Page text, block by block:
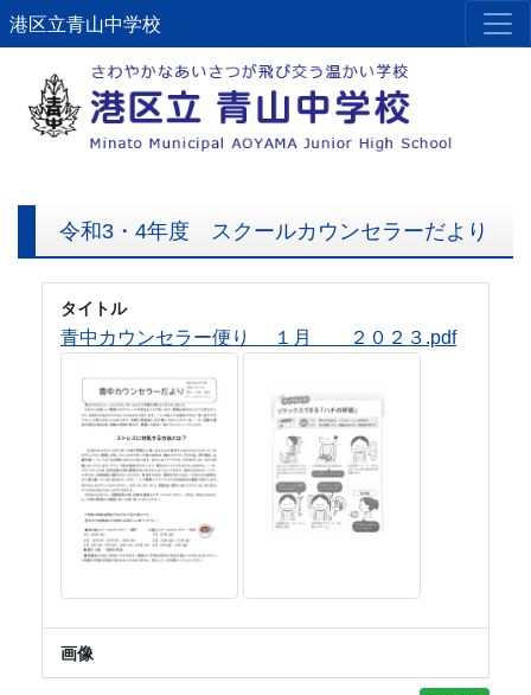
港区立青山中学校
令和3・4年度 スクールカウンセラーだより
タイトル
青中カウンセラー便り １月 ２０２３.pdf
画像